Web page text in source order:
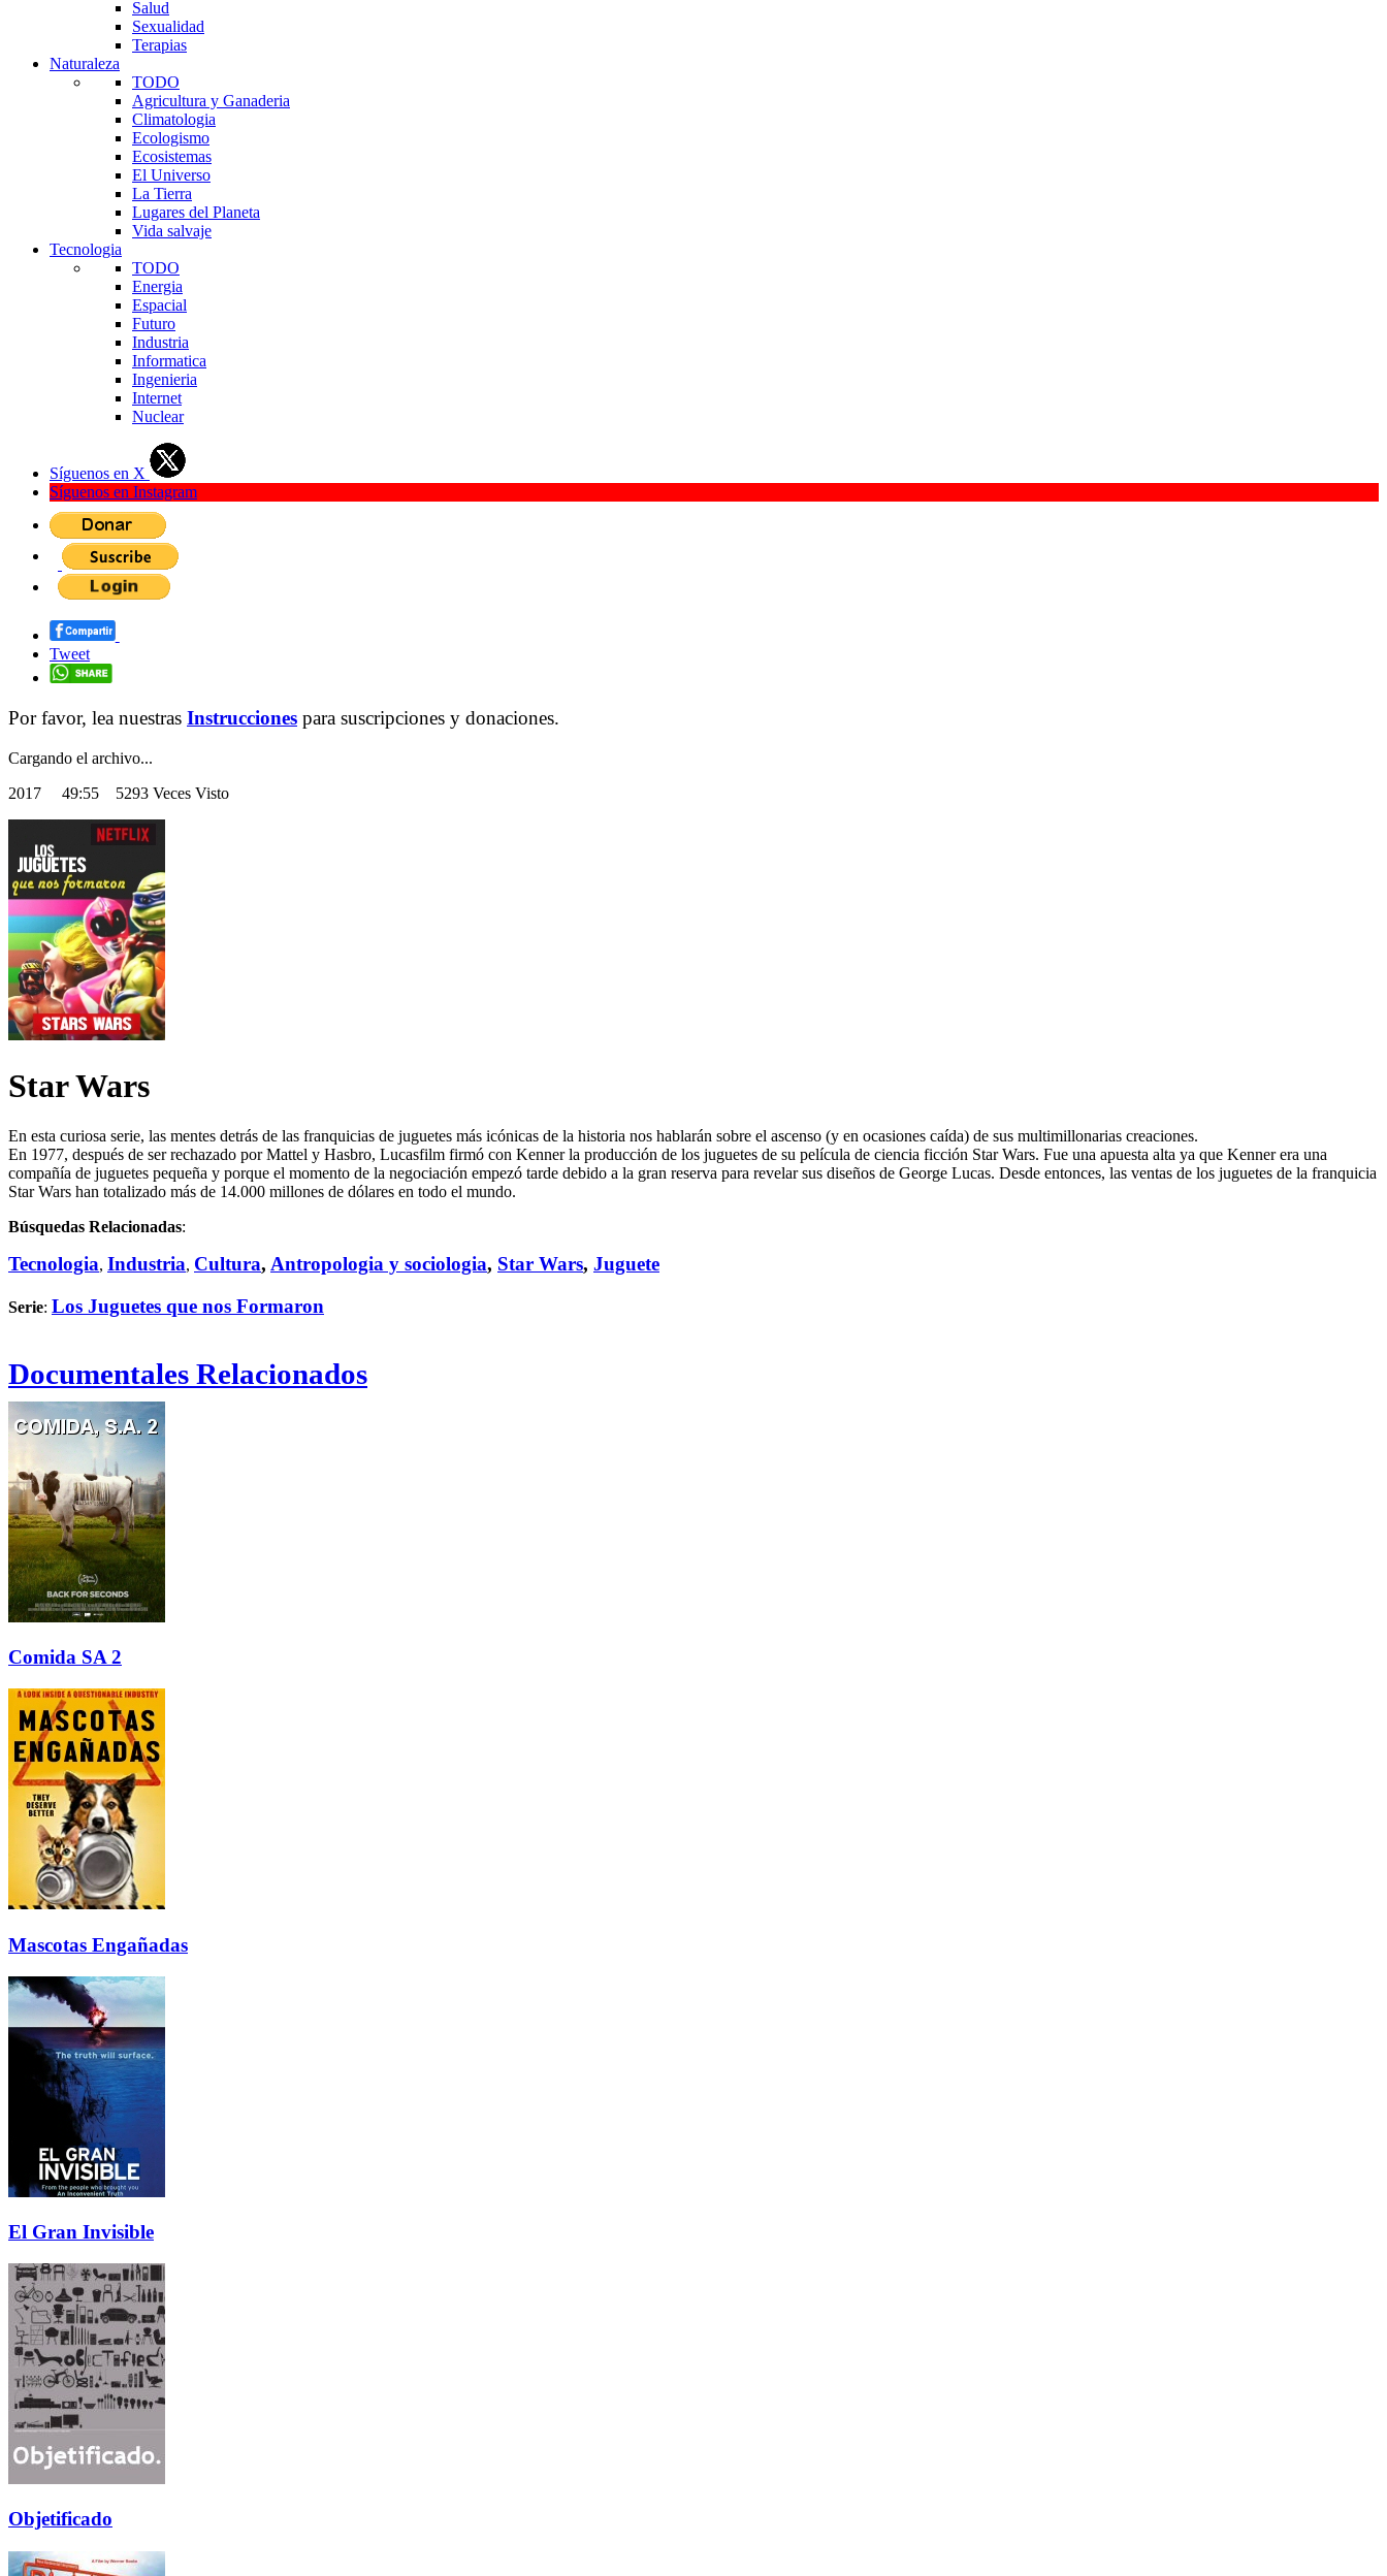
Salud
Sexualidad
Terapias
Naturaleza
TODO
Agricultura y Ganaderia
Climatologia
Ecologismo
Ecosistemas
El Universo
La Tierra
Lugares del Planeta
Vida salvaje
Tecnologia
TODO
Energia
Espacial
Futuro
Industria
Informatica
Ingenieria
Internet
Nuclear
Síguenos en X
Síguenos en Instagram
Tweet
Por favor, lea nuestras Instrucciones para suscripciones y donaciones.
Cargando el archivo...
2017 49:55 5293 Veces Visto
Star Wars
En esta curiosa serie, las mentes detrás de las franquicias de juguetes más icónicas de la historia nos hablarán sobre el ascenso (y en ocasiones caída) de sus multimillonarias creaciones.
En 1977, después de ser rechazado por Mattel y Hasbro, Lucasfilm firmó con Kenner la producción de los juguetes de su película de ciencia ficción Star Wars. Fue una apuesta alta ya que Kenner era una
compañía de juguetes pequeña y porque el momento de la negociación empezó tarde debido a la gran reserva para revelar sus diseños de George Lucas. Desde entonces, las ventas de los juguetes de la franquicia
Star Wars han totalizado más de 14.000 millones de dólares en todo el mundo.
Búsquedas Relacionadas:
Tecnologia, Industria, Cultura, Antropologia y sociologia, Star Wars, Juguete
Serie: Los Juguetes que nos Formaron
Documentales Relacionados
Comida SA 2
Mascotas Engañadas
El Gran Invisible
Objetificado